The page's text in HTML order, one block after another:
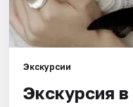
Экскурсии
Экскурсия